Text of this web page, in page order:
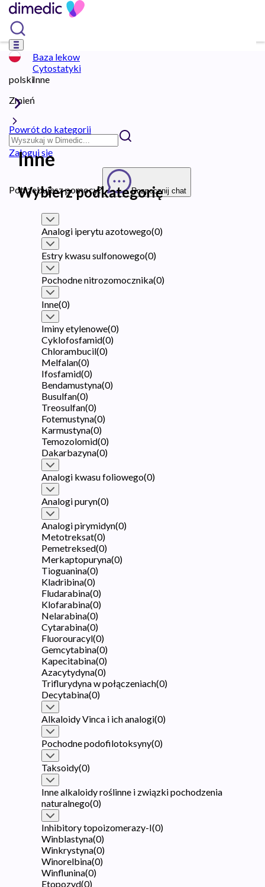
polski
Zmień
Zaloguj się
Potrzebujesz pomocy? Rozpocznij chat
Baza lekow
Cytostatyki
Inne
Powrót do kategorii
Inne
Wybierz podkategorię
Analogi iperytu azotowego(0)
Estry kwasu sulfonowego(0)
Pochodne nitrozomocznika(0)
Inne(0)
Iminy etylenowe(0)
Cyklofosfamid(0)
Chlorambucil(0)
Melfalan(0)
Ifosfamid(0)
Bendamustyna(0)
Busulfan(0)
Treosulfan(0)
Fotemustyna(0)
Karmustyna(0)
Temozolomid(0)
Dakarbazyna(0)
Analogi kwasu foliowego(0)
Analogi puryn(0)
Analogi pirymidyn(0)
Metotreksat(0)
Pemetreksed(0)
Merkaptopuryna(0)
Tioguanina(0)
Kladribina(0)
Fludarabina(0)
Klofarabina(0)
Nelarabina(0)
Cytarabina(0)
Fluorouracyl(0)
Gemcytabina(0)
Kapecitabina(0)
Azacytydyna(0)
Triflurydyna w połączeniach(0)
Decytabina(0)
Alkaloidy Vinca i ich analogi(0)
Pochodne podofilotoksyny(0)
Taksoidy(0)
Inne alkaloidy roślinne i związki pochodzenia
naturalnego(0)
Inhibitory topoizomerazy-I(0)
Winblastyna(0)
Winkrystyna(0)
Winorelbina(0)
Winflunina(0)
Etopozyd(0)